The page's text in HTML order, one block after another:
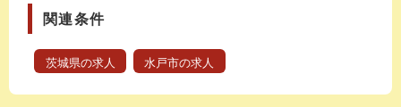
関連条件
茨城県の求人 水戸市の求人